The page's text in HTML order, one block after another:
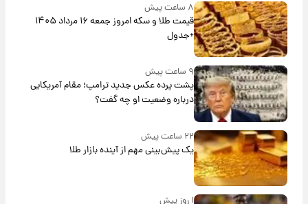
۸ ساعت پیش
قیمت طلا و سکه امروز جمعه ۱۶ مرداد ۱۴۰۵
+جدول
۹ ساعت پیش
پشت پرده عکس جدید ترامپ؛ مقام آمریکایی
درباره وضعیت او چه گفت؟
۲۲ ساعت پیش
یک پیش‌بینی مهم از آینده بازار طلا
۱ روز پیش